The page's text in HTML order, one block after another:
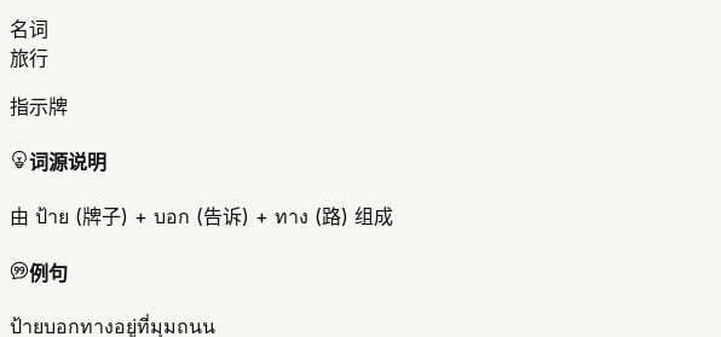
名词
旅行
指示牌
词源说明
由 ป้าย (牌子) + บอก (告诉) + ทาง (路) 组成
例句
ป้ายบอกทางอยู่ที่มุมถนน